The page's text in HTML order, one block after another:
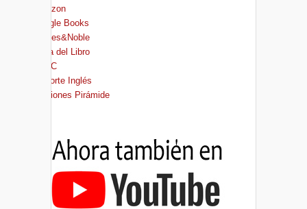
Amazon
Google Books
Barnes&Noble
Casa del Libro
FNAC
El Corte Inglés
Ediciones Pirámide